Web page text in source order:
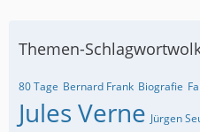
Themen-
80 Tage Bernard Frank Biografie
Jules Verne Jürgen